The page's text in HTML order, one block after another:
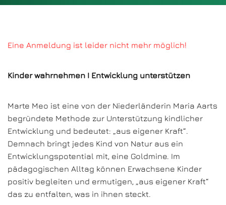
Eine Anmeldung ist leider nicht mehr möglich!
Kinder wahrnehmen I Entwicklung unterstützen
Marte Meo ist eine von der Niederländerin Maria Aarts
begründete Methode zur Unterstützung kindlicher
Entwicklung und bedeutet: „aus eigener Kraft“.
Demnach bringt jedes Kind von Natur aus ein
Entwicklungspotential mit, eine Goldmine. Im
pädagogischen Alltag können Erwachsene Kinder
positiv begleiten und ermutigen, „aus eigener Kraft“
das zu entfalten, was in ihnen steckt.